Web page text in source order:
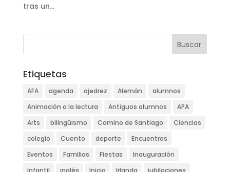
tras un...
Etiquetas
AFA agenda ajedrez Alemán
alumnos
Animación a la lectura
Antiguos alumnos
APA
Arts
bilingüismo Camino de Santiago
Ciencias
colegio
Cuento deporte
Encuentros
Eventos
Familias Fiestas
Inauguración
Infantil
inglés Inicio Irlanda
jubilaciones